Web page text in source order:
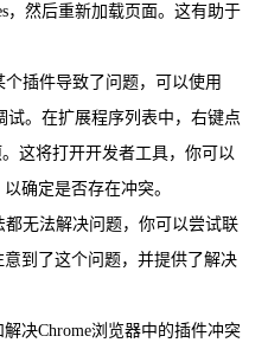
，然后重新加载页面。这有助于
插件导致了问题，可以使用
试。在扩展程序列表中，右键点
这将打开开发者工具，你可以
确定是否存在冲突。
都无法解决问题，你可以尝试联
到了这个问题，并提供了解决
决Chrome浏览器中的插件冲突